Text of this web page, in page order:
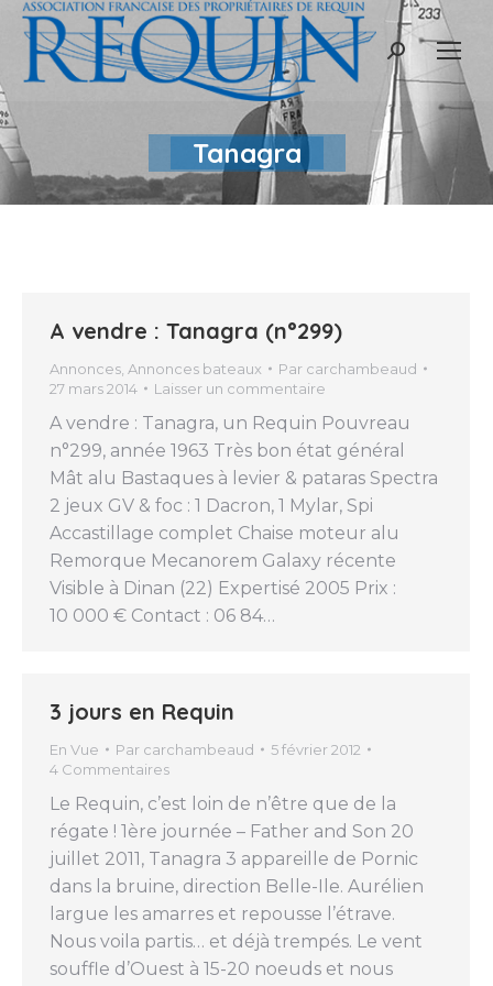
Recherche
Tanagra
A vendre : Tanagra (n°299)
Annonces Annonces bateaux Par carchambeaud
27 mars 2014
Laisser un commentaire
A vendre : Tanagra, un Requin Pouvreau
n°299, année 1963 Très bon état général
Mât alu Bastaques à levier & pataras Spectra
2 jeux GV & foc : 1 Dacron, 1 Mylar, Spi
Accastillage complet Chaise moteur alu
Remorque Mecanorem Galaxy récente
Visible à Dinan (22) Expertisé 2005 Prix :
10 000 € Contact : 06 84…
3 jours en Requin
En Vue Par carchambeaud
5 février 2012
4 Commentaires
Le Requin, c’est loin de n’être que de la
régate ! 1ère journée – Father and Son 20
juillet 2011, Tanagra 3 appareille de Pornic
dans la bruine, direction Belle-Ile. Aurélien
largue les amarres et repousse l’étrave.
Nous voila partis… et déjà trempés. Le vent
souffle d’Ouest à 15-20 noeuds et nous